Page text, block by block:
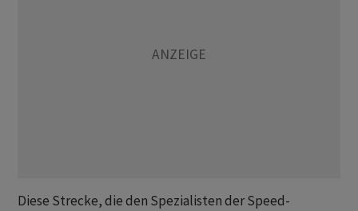
Diese Strecke, die den Spezialisten der Speed-